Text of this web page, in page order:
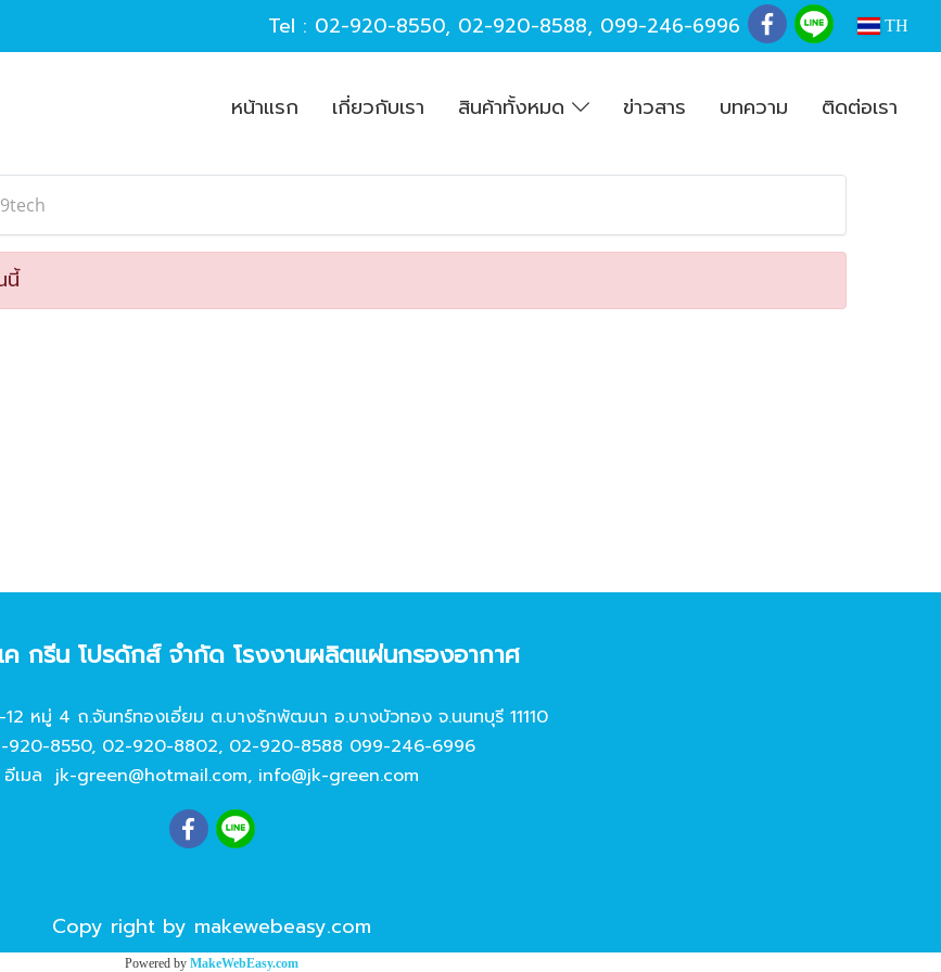
Tel : 02-920-8550, 02-920-8588, 099-246-6996 TH
หน้าแรก เกี่ยวกับเรา สินค้าทั้งหมด ข่าวสาร บทความ ติดต่อเรา
นี้
ค กรีน โปรดักส์ จํากัด โรงงานผลิตแผ่นกรองอากาศ
หมู่ 4 ถ.จันทร์ทองเอี่ยม ต.บางรักพัฒนา อ.บางบัวทอง จ.นนทบุรี 11110
920-8550, 02-920-8802, 02-920-8588 099-246-6996
อีเมล jk-green@hotmail.com, info@jk-green.com
Copy right by makewebeasy.com
Powered by MakeWebEasy.com